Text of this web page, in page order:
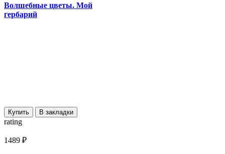
Волшебные цветы. Мой
гербарий
Купить В закладки
rating
1489 ₽